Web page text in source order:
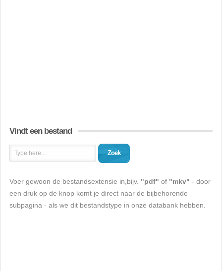
Vindt een bestand
Zoek
Voer gewoon de bestandsextensie in,bijv. "pdf" of "mkv" - door
een druk op de knop komt je direct naar de bijbehorende
subpagina - als we dit bestandstype in onze databank hebben.